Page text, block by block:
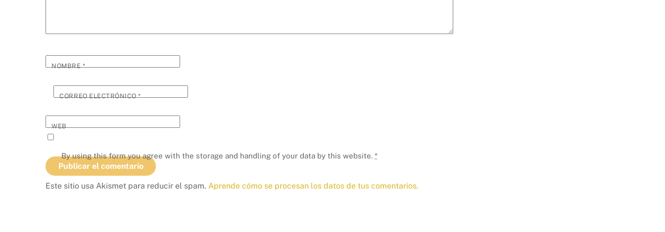
NOMBRE*
CORREO ELECTRÓNICO*
WEB
By using this form you agree with the storage and handling of your data by this website. *
Este sitio usa Akismet para reducir el spam. Aprende cómo se procesan los datos de tus comentarios.